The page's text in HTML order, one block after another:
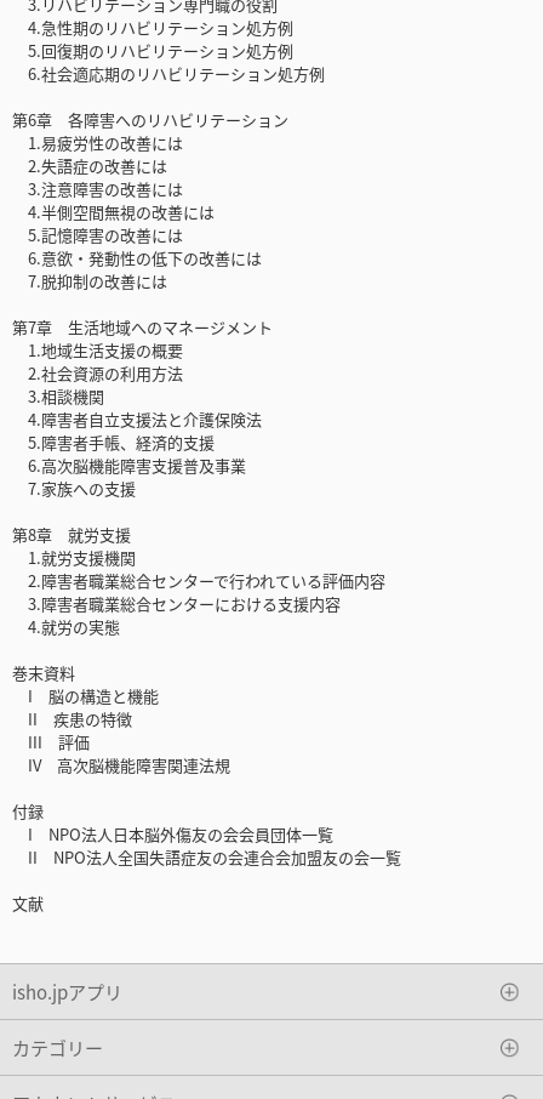
4.急性期のリハビリテーション処方例
5.回復期のリハビリテーション処方例
6.社会適応期のリハビリテーション処方例
第6章 各障害へのリハビリテーション
1.易疲労性の改善には
2.失語症の改善には
3.注意障害の改善には
4.半側空間無視の改善には
5.記憶障害の改善には
6.意欲・発動性の低下の改善には
7.脱抑制の改善には
第7章 生活地域へのマネージメント
1.地域生活支援の概要
2.社会資源の利用方法
3.相談機関
4.障害者自立支援法と介護保険法
5.障害者手帳、経済的支援
6.高次脳機能障害支援普及事業
7.家族への支援
第8章 就労支援
1.就労支援機関
2.障害者職業総合センターで行われている評価内容
3.障害者職業総合センターにおける支援内容
4.就労の実態
巻末資料
I 脳の構造と機能
II 疾患の特徴
III 評価
IV 高次脳機能障害関連法規
付録
I NPO法人日本脳外傷友の会会員団体一覧
II NPO法人全国失語症友の会連合会加盟友の会一覧
文献
isho.jpアプリ
カテゴリー